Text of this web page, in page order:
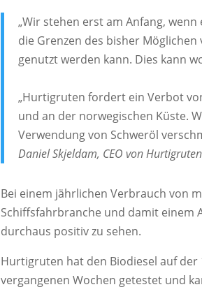
„Wir stehen erst am Anfang,
die Grenzen des bisher
genutzt werden kann. Dies kann
„Hurtigruten fordert ein Verbot
und an der norwegischen Küste.
Verwendung von Schweröl
Daniel Skjeldam, CEO von Hurtigruten
Bei einem jährlichen Verbrauch von
Schiffsfahrbranche und damit einem
durchaus positiv zu sehen.
Hurtigruten hat den Biodiesel auf
vergangenen Wochen getestet und